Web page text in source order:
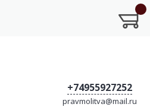
+74955927252
pravmolitva@mail.ru